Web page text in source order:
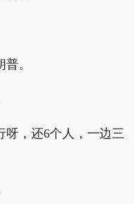
。
呀，还6个人，一边三